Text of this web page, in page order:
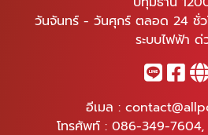
วันจันทร์ - วันศุกร์ ตลอด 24 ชั่
ระบบไฟฟ้า ด่
อีเมล :
โทรศัพท์ : 086-349-7604,